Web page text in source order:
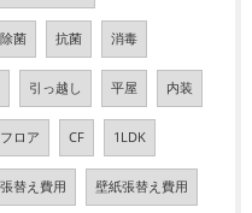
除菌 抗菌 消毒
引っ越し 平屋 内装
ロア CF 1LDK
替え費用 壁紙張替え費用